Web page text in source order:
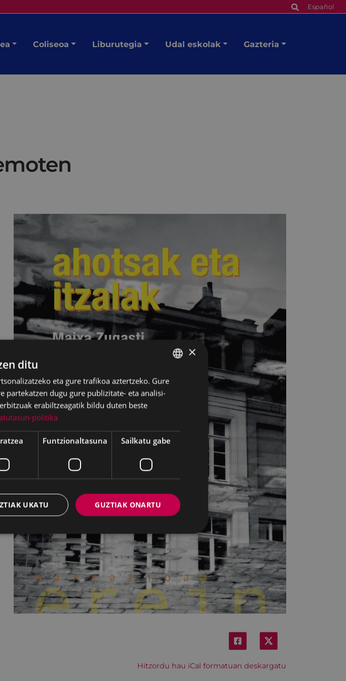
Español
Coliseoa Liburutegia Udal eskolak Gazteria
Hitzordu hau iCal formatuan deskargatu
BASQUE
SPANISH
×
ditu
eta gure trafikoa aztertzeko. Gure
dugu gure publizitate- eta analisi-
erabiltzeagatik bildu duten beste
politika
Funtzionaltasuna Sailkatu gabe
GUZTIAK ONARTU
UKATU